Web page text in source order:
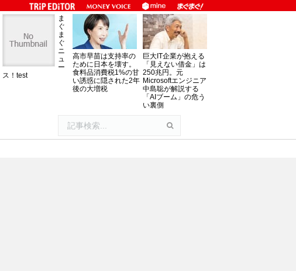
ま
ぐ
ま
ぐ
ニ
ュ
ー
ス！test
高市早苗は支持率の
ために日本を壊す。
食料品消費税1%の甘
い誘惑に隠された2年
後の大増税
巨大IT企業が抱える
「見えない借金」は
250兆円。元
Microsoftエンジニア
中島聡が解説する
「AIブーム」の危う
い裏側